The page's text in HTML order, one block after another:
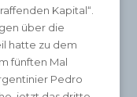
Kapital“.
über die
hatte zu dem
fünften Mal
Pedro